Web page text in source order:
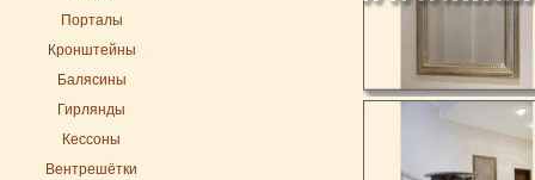
Порталы
Кронштейны
Балясины
Гирлянды
Кессоны
Вентрешётки